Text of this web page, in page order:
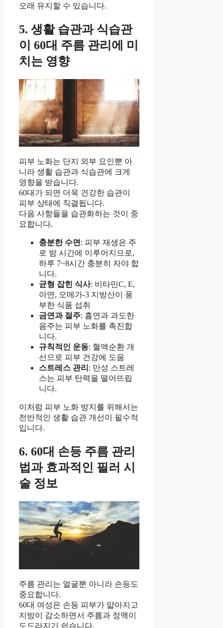
오래 유지할 수 있습니다.
5. 생활 습관과 식습관
이 60대 주름 관리에 미
치는 영향
피부 노화는 단지 외부 요인뿐 아
니라 생활 습관과 식습관에 크게
영향을 받습니다.
60대가 되면 더욱 건강한 습관이
피부 상태에 직결됩니다.
다음 사항들을 습관화하는 것이 중
요합니다.
충분한 수면 : 피부 재생은 주
로 밤 시간에 이루어지므로,
하루 7~8시간 충분히 자야 합
니다.
균형 잡힌 식사: 비타민C, E,
아연, 오메가-3 지방산이 풍
부한 식품 섭취
금연과 절주: 흡연과 과도한
음주는 피부 노화를 촉진합
니다.
규칙적인 운동: 혈액순환 개
선으로 피부 건강에 도움
스트레스 관리 : 만성 스트레
스는 피부 탄력을 떨어뜨립
니다.
이처럼 피부 노화 방지를 위해서는
전반적인 생활 습관 개선이 필수적
입니다.
6. 60대 손등 주름 관리
법과 효과적인 필러 시
술 정보
주름 관리는 얼굴뿐 아니라 손등도
중요합니다.
60대 여성은 손등 피부가 얇아지고
지방이 감소하면서 주름과 정맥이
도드라지기 쉽습니다.